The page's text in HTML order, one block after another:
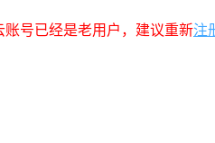
号已经是老用户，建议重新注